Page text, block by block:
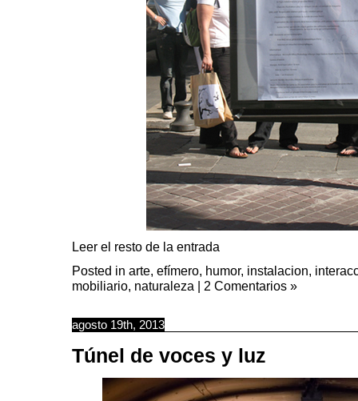
Leer el resto de la entrada
Posted in arte, efímero, humor, instalacion,
mobiliario, naturaleza | 2 Comentarios »
agosto 19th, 2013
Túnel de voces y luz